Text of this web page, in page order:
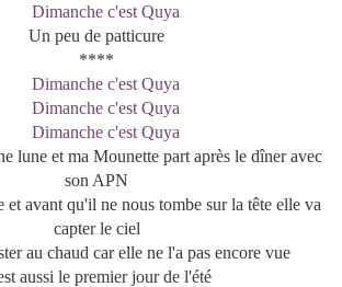
Un peu de patticure
****
lune et ma Mounette part après le dîner avec
son APN
et avant qu'il ne nous tombe sur la tête elle va
capter le ciel
au chaud car elle ne l'a pas encore vue
aussi le premier jour de l'été